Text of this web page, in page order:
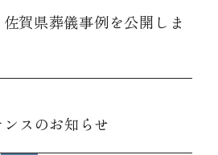
佐賀県葬儀事例を公開しま
スのお知らせ